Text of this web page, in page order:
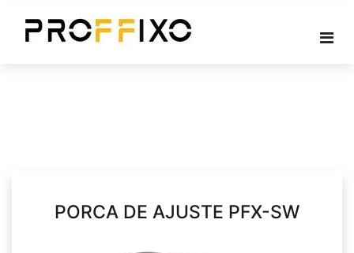
PORCA DE AJUSTE PFX-SW